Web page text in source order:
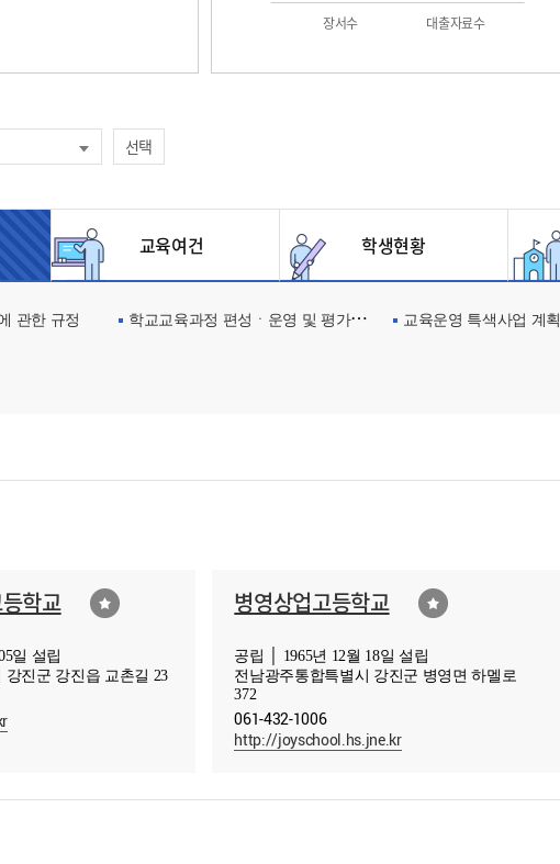
장서수 대출자료수
선택
교육여건 학생현황
관한 규정 학교교육과정 편성ㆍ운영 및 평가에 관한 사항 교육운영 특색사업 계획
학교
일 설립
강진군 강진읍 교촌길 23
병영상업고등학교
공립 │ 1965년 12월 18일 설립
전남광주통합특별시 강진군 병영면 하멜로
372
061-432-1006
http://joyschool.hs.jne.kr